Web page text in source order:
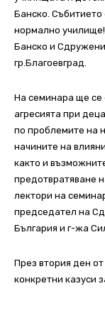
Банско. Събитието
нормално
Банско и
гр.Благоевград.
На семинара ще се
агресията при
по проблемите на
начините на
както и
предотвратяване
лектори на
председател на
България и г-жа
През втория ден
конкретни казуси